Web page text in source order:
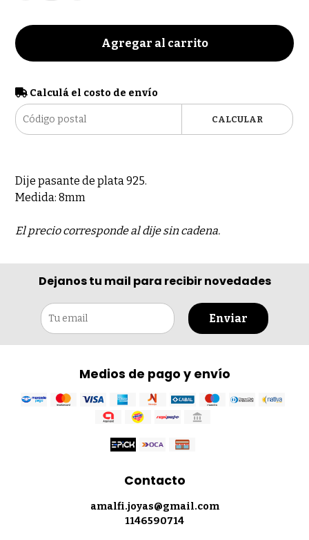
Agregar al carrito
Calculá el costo de envío
CALCULAR
Dije pasante de plata 925.
Medida: 8mm
El precio corresponde al dije sin cadena.
Dejanos tu mail para recibir novedades
Enviar
Medios de pago y envío
Contacto
amalfi.joyas@gmail.com
1146590714